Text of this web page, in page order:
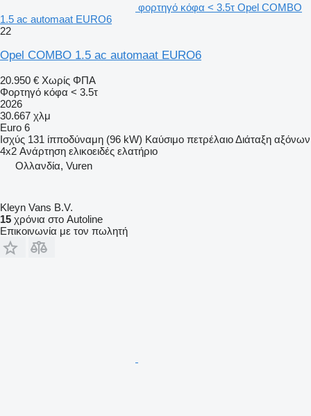
φορτηγό κόφα < 3.5τ Opel COMBO
1.5 ac automaat EURO6
22
Opel COMBO 1.5 ac automaat EURO6
20.950 € Χωρίς ΦΠΑ
Φορτηγό κόφα < 3.5τ
2026
30.667 χλμ
Euro 6
Ισχύς 131 ίπποδύναμη (96 kW) Καύσιμο πετρέλαιοΔιάταξη αξόνων
4x2 Ανάρτηση ελικοειδές ελατήριο
Ολλανδία, Vuren
Kleyn Vans B.V.
15 χρόνια στο Autoline
Επικοινωνία με τον πωλητή